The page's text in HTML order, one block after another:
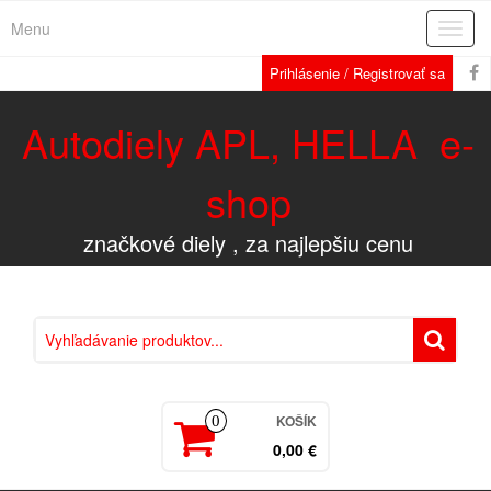
Menu
Prihlásenie / Registrovať sa
Autodiely APL, HELLA e-
shop
značkové diely , za najlepšiu cenu
0 KOŠÍK
0,00 €